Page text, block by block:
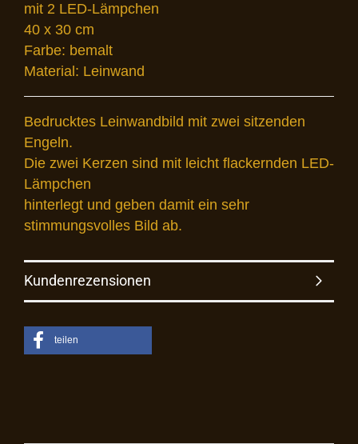
mit 2 LED-Lämpchen
40 x 30 cm
Farbe: bemalt
Material: Leinwand
Bedrucktes Leinwandbild mit zwei sitzenden
Engeln.
Die zwei Kerzen sind mit leicht flackernden LED-
Lämpchen
hinterlegt und geben damit ein sehr
stimmungsvolles Bild ab.
Kundenrezensionen
teilen